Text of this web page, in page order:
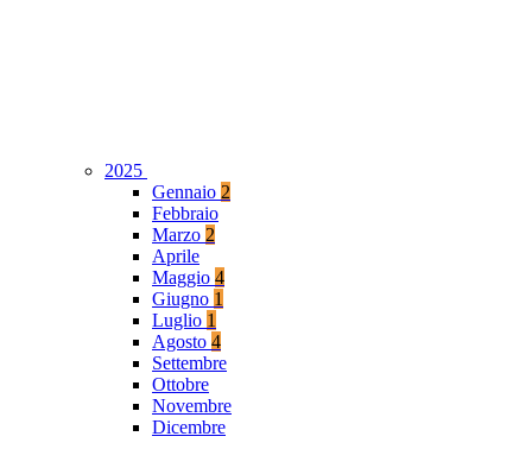
2025
Gennaio 2
Febbraio
Marzo 2
Aprile
Maggio 4
Giugno 1
Luglio 1
Agosto 4
Settembre
Ottobre
Novembre
Dicembre